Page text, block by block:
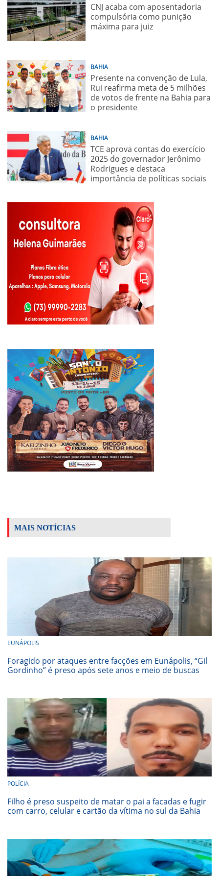
CNJ acaba com aposentadoria
compulsória como punição
máxima para juiz
BAHIA
Presente na convenção de Lula,
Rui reafirma meta de 5 milhões
de votos de frente na Bahia para
o presidente
BAHIA
TCE aprova contas do exercício
2025 do governador Jerônimo
Rodrigues e destaca
importância de políticas sociais
MAIS NOTÍCIAS
EUNÁPOLIS
Foragido por ataques entre facções em Eunápolis, “Gil
Gordinho” é preso após sete anos e meio de buscas
POLÍCIA
Filho é preso suspeito de matar o pai a facadas e fugir
com carro, celular e cartão da vítima no sul da Bahia